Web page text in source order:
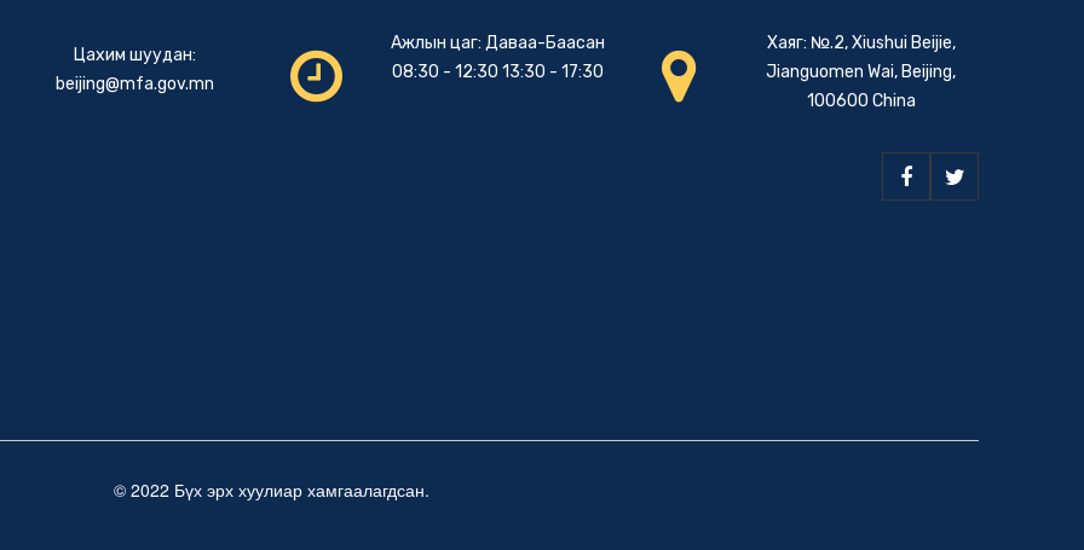
Цахим шуудан:
beijing@mfa.gov.mn
Ажлын цаг: Даваа-Баасан
08:30 - 12:30 13:30 - 17:30
Хаяг: №.2, Xiushui Beijie,
Jianguomen Wai, Beijing,
100600 China
© 2022 Бүх эрх хуулиар хамгаалагдсан.